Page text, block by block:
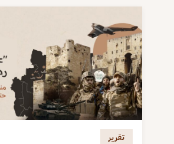
تقرير